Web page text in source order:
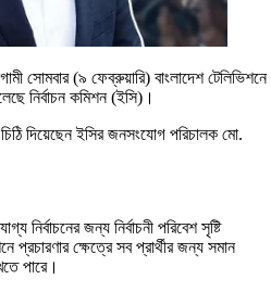
সোমবার (৯ ফেব্রুয়ারি) বাংলাদেশ টেলিভিশনে
নির্বাচন কমিশন (ইসি)।
চিঠি দিয়েছেন ইসির জনসংযোগ পরিচালক মো.
নির্বাচনের জন্য নির্বাচনী পরিবেশ সৃষ্টি
ক্ষেত্রে সব প্রার্থীর জন্য সমান
পারে।